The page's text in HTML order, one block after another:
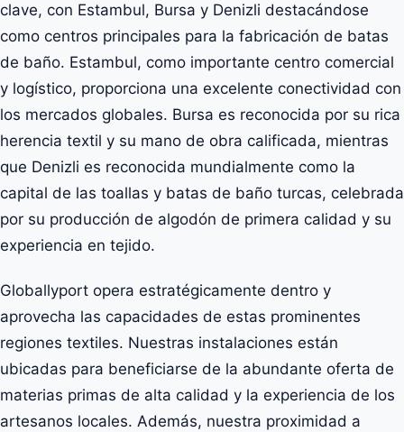
clave, con Estambul, Bursa y Denizli destacándose
como centros principales para la fabricación de batas
de baño. Estambul, como importante centro comercial
y logístico, proporciona una excelente conectividad con
los mercados globales. Bursa es reconocida por su rica
herencia textil y su mano de obra calificada, mientras
que Denizli es reconocida mundialmente como la
capital de las toallas y batas de baño turcas, celebrada
por su producción de algodón de primera calidad y su
experiencia en tejido.
Globallyport opera estratégicamente dentro y
aprovecha las capacidades de estas prominentes
regiones textiles. Nuestras instalaciones están
ubicadas para beneficiarse de la abundante oferta de
materias primas de alta calidad y la experiencia de los
artesanos locales. Además, nuestra proximidad a